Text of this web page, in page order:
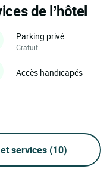
de l’hôtel
Parking privé
Gratuit
Accès handicapés
services (10)